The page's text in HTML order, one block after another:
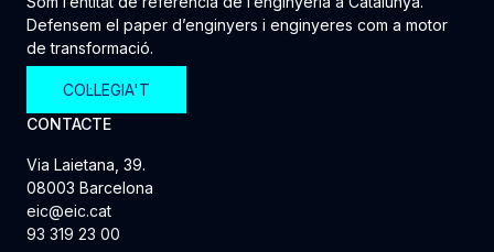
Defensem el paper d’enginyers i enginyeres com a motor
de transformació.
COL·LEGIA'T
CONTACTE
Via Laietana, 39.
08003 Barcelona
eic@eic.cat
93 319 23 00